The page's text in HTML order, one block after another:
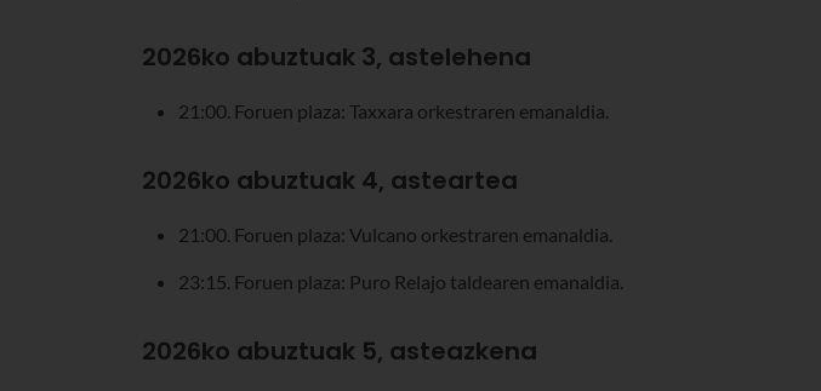
2026ko abuztuak 3, astelehena
21:00. Foruen plaza: Taxxara orkestraren emanaldia.
2026ko abuztuak 4, asteartea
21:00. Foruen plaza: Vulcano orkestraren emanaldia.
23:15. Foruen plaza: Puro Relajo taldearen emanaldia.
2026ko abuztuak 5, asteazkena